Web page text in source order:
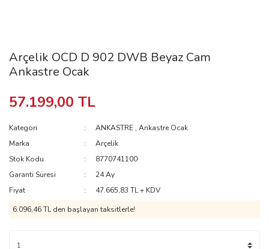
Arçelik OCD D 902 DWB Beyaz Cam
Ankastre Ocak
57.199,00 TL
Kategori ANKASTRE ,Ankastre Ocak
Marka
Arçelik
Stok Kodu
8770741100
Garanti Süresi
24 Ay
Fiyat
47.665,83 TL + KDV
6.096,46 TLden başlayan taksitlerle!